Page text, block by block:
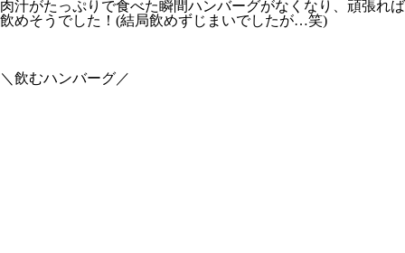
肉汁がたっぷりで食べた瞬間ハンバーグがなくなり、頑張れば
飲めそうでした！(結局飲めずじまいでしたが…笑)
＼飲むハンバーグ／